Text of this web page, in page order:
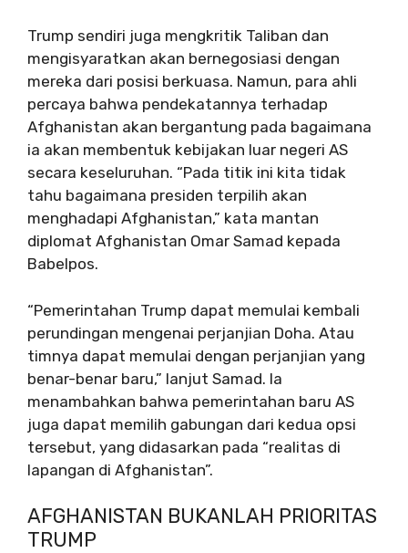
Trump sendiri juga mengkritik Taliban dan
mengisyaratkan akan bernegosiasi dengan
mereka dari posisi berkuasa. Namun, para ahli
percaya bahwa pendekatannya terhadap
Afghanistan akan bergantung pada bagaimana
ia akan membentuk kebijakan luar negeri AS
secara keseluruhan. “Pada titik ini kita tidak
tahu bagaimana presiden terpilih akan
menghadapi Afghanistan,” kata mantan
diplomat Afghanistan Omar Samad kepada
Babelpos.
“Pemerintahan Trump dapat memulai kembali
perundingan mengenai perjanjian Doha. Atau
timnya dapat memulai dengan perjanjian yang
benar-benar baru,” lanjut Samad. Ia
menambahkan bahwa pemerintahan baru AS
juga dapat memilih gabungan dari kedua opsi
tersebut, yang didasarkan pada “realitas di
lapangan di Afghanistan”.
AFGHANISTAN BUKANLAH PRIORITAS
TRUMP